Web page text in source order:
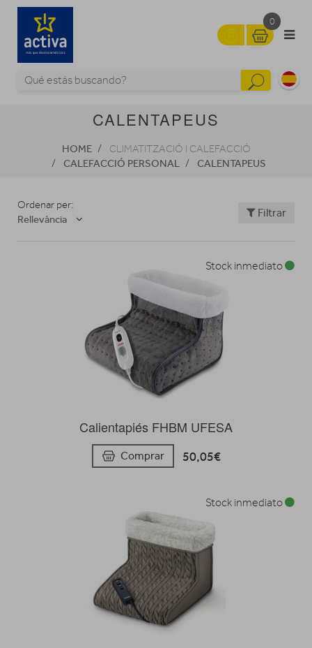
0
CALENTAPEUS
HOME CLIMATITZACIÓ I CALEFACCIÓ
CALEFACCIÓ PERSONAL CALENTAPEUS
Ordenar per:
Rellevància
Filtrar
Calientapiés FHBM UFESA
Comprar 50,05€
Stock inmediato
Stock inmediato